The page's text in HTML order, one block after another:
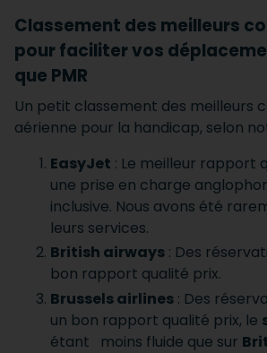
Classement des meilleurs
pour faciliter vos
que PMR
Un petit classement des meilleurs
aérienne pour la handicap, selon
EasyJet : Le meilleur rapport
une prise en charge
inclusive. Nous avons été
leurs services.
British airways : Des
bon rapport qualité prix.
Brussels airlines : Des
un bon rapport qualité prix, le
étant moins fluide que sur